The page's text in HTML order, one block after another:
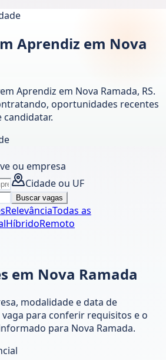
Aprendiz em Nova
Aprendiz em Nova Ramada, RS.
oportunidades recentes
candidatar.
ou empresa
Cidade ou UF
Buscar vagas
RelevânciaTodas as
HíbridoRemoto
em Nova Ramada
modalidade e data de
para conferir requisitos e o
para Nova Ramada.